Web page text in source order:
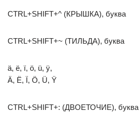
CTRL+SHIFT+^ (КРЫШКА), буква
CTRL+SHIFT+~ (ТИЛЬДА), буква
ä, ë, ï, ö, ü, ÿ,
Ä, Ë, Ï, Ö, Ü, Ÿ
CTRL+SHIFT+: (ДВОЕТОЧИЕ), буква